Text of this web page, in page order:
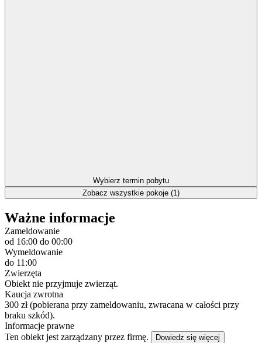
Wybierz termin pobytu
Zobacz wszystkie pokoje (1)
Ważne informacje
Zameldowanie
od 16:00 do 00:00
Wymeldowanie
do 11:00
Zwierzęta
Obiekt nie przyjmuje zwierząt.
Kaucja zwrotna
300 zł (pobierana przy zameldowaniu, zwracana w całości przy
braku szkód).
Informacje prawne
Ten obiekt jest zarządzany przez firmę.
Dowiedz się więcej